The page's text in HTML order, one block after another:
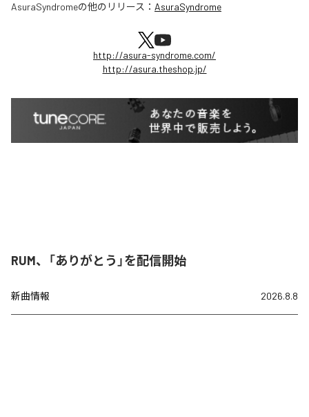
AsuraSyndromeの他のリリース： AsuraSyndrome
http://asura-syndrome.com/
http://asura.theshop.jp/
RUM、「ありがとう」を配信開始
新曲情報 2026.8.8